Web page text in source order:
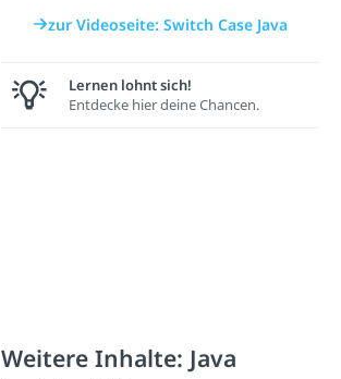
zur Videoseite: Switch Case Java
Lernen lohnt sich!
Entdecke hier deine Chancen.
Weitere Inhalte: Java